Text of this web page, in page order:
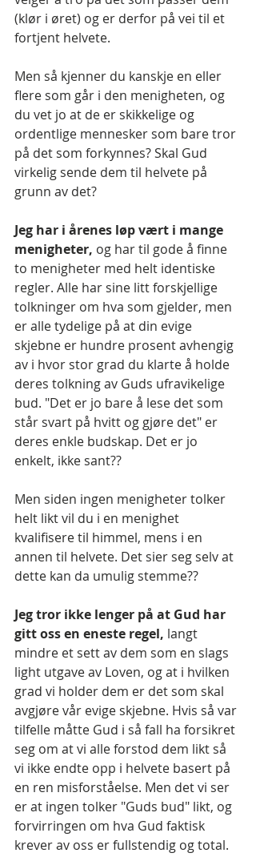
(klør i øret) og er derfor på vei til et
fortjent helvete.
Men så kjenner du kanskje en eller
flere som går i den menigheten, og
du vet jo at de er skikkelige og
ordentlige mennesker som bare tror
på det som forkynnes? Skal Gud
virkelig sende dem til helvete på
grunn av det?
Jeg har i årenes løp vært i mange
menigheter, og har til gode å finne
to menigheter med helt identiske
regler. Alle har sine litt forskjellige
tolkninger om hva som gjelder, men
er alle tydelige på at din evige
skjebne er hundre prosent avhengig
av i hvor stor grad du klarte å holde
deres tolkning av Guds ufravikelige
bud. "Det er jo bare å lese det som
står svart på hvitt og gjøre det" er
deres enkle budskap. Det er jo
enkelt, ikke sant??
Men siden ingen menigheter tolker
helt likt vil du i en menighet
kvalifisere til himmel, mens i en
annen til helvete. Det sier seg selv at
dette kan da umulig stemme??
Jeg tror ikke lenger på at Gud har
gitt oss en eneste regel, langt
mindre et sett av dem som en slags
light utgave av Loven, og at i hvilken
grad vi holder dem er det som skal
avgjøre vår evige skjebne. Hvis så var
tilfelle måtte Gud i så fall ha forsikret
seg om at vi alle forstod dem likt så
vi ikke endte opp i helvete basert på
en ren misforståelse. Men det vi ser
er at ingen tolker "Guds bud" likt, og
forvirringen om hva Gud faktisk
krever av oss er fullstendig og total.